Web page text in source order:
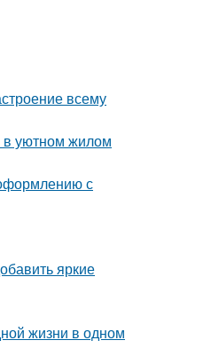
всему
в уютном жилом
с
яркие
жизни в одном